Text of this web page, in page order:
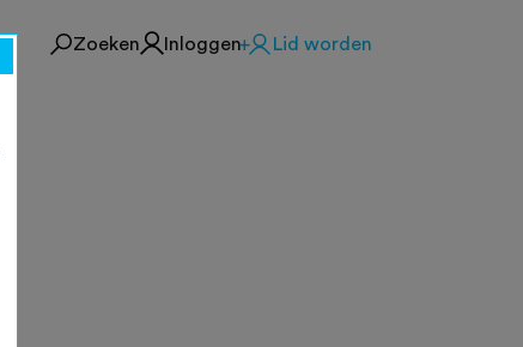
Lid worden
Inloggen
Zoeken